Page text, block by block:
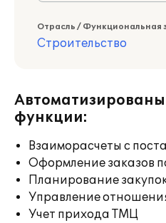
Отрасль / Функциональная
Строительство
функции:
Взаиморасчеты с
Оформление заказов
Планирование
Управление
Учет прихода ТМЦ